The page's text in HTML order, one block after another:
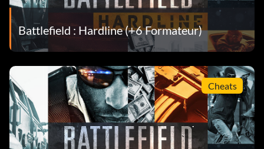
Battlefield : Hardline (+6 Formateur)
Cheats